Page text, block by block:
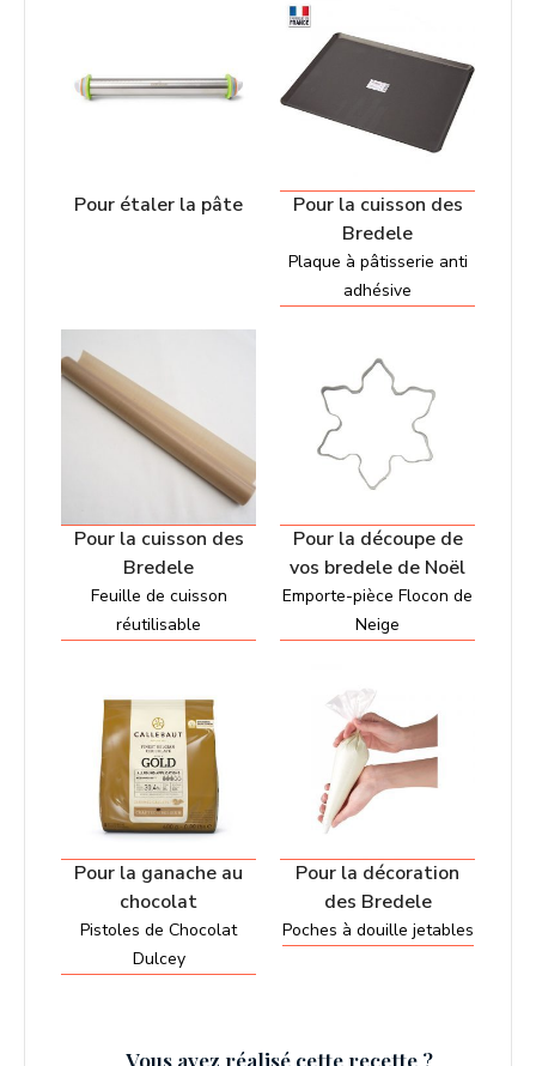
Pour étaler la pâte
Pour la cuisson des
Bredele
Plaque à pâtisserie anti
adhésive
Pour la cuisson des
Bredele
Feuille de cuisson
réutilisable
Pour la découpe de
vos bredele de Noël
Emporte-pièce Flocon de
Neige
Pour la ganache au
chocolat
Pistoles de Chocolat
Dulcey
Pour la décoration
des Bredele
Poches à douille jetables
Vous avez réalisé cette recette ?